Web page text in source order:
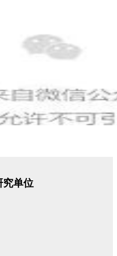
究单位